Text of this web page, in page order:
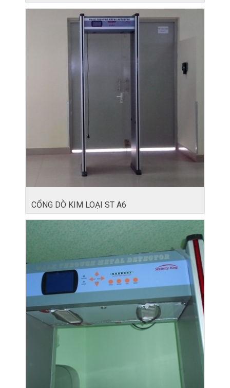
CỔNG DÒ KIM LOẠI ST A6